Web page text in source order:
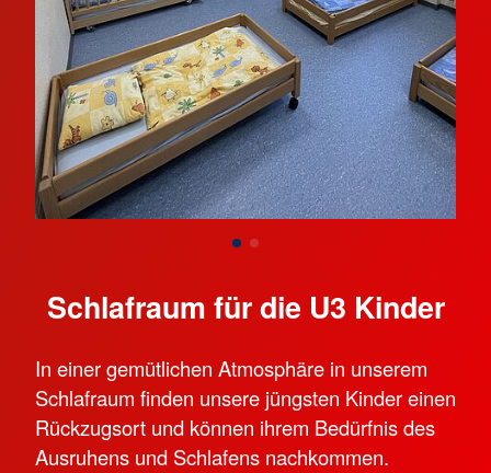
Schlafraum für die U3 Kinder
In einer gemütlichen Atmosphäre in unserem
Schlafraum finden unsere jüngsten Kinder einen
Rückzugsort und können ihrem Bedürfnis des
Ausruhens und Schlafens nachkommen.